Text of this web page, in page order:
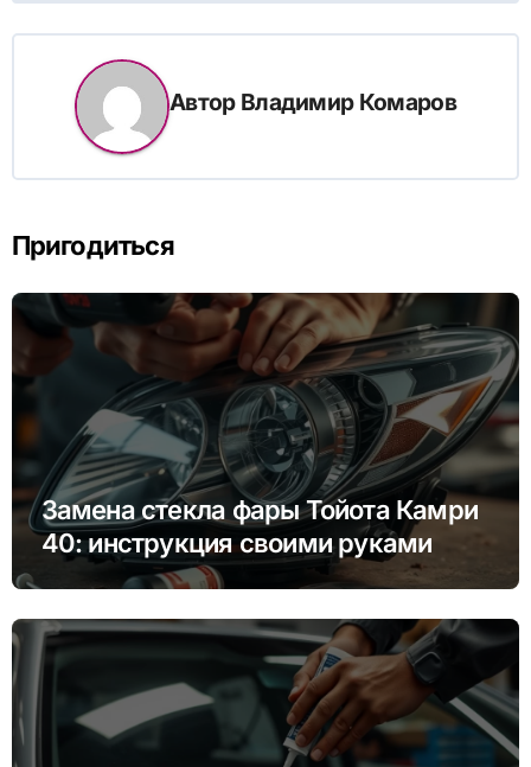
Автор Владимир Комаров
Пригодиться
Замена стекла фары Тойота Камри
40: инструкция своими руками